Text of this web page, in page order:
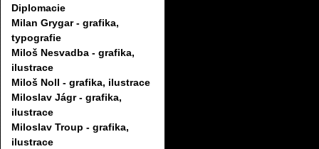
Diplomacie
Milan Grygar - grafika,
typografie
Miloš Nesvadba - grafika,
ilustrace
Miloš Noll - grafika, ilustrace
Miloslav Jágr - grafika,
ilustrace
Miloslav Troup - grafika,
ilustrace